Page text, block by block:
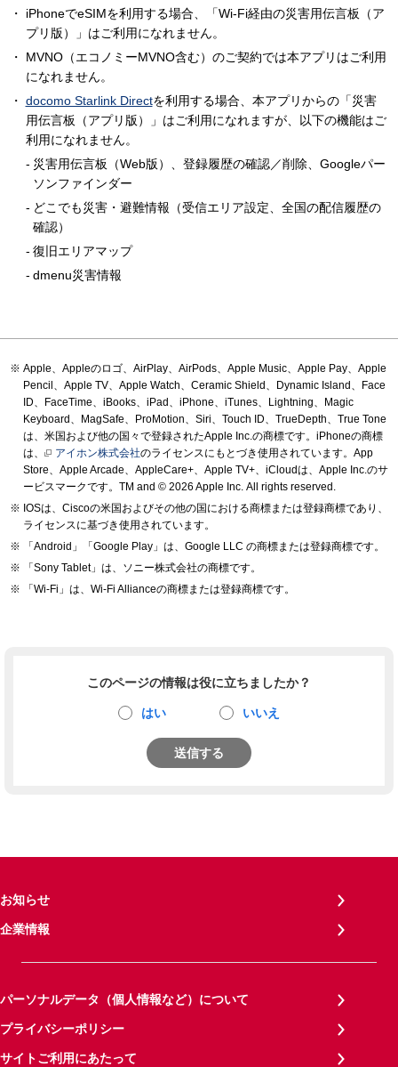
iPhoneでeSIMを利用する場合、「Wi-Fi経由の災害用伝言板（ア
プリ版）」はご利用になれません。
MVNO（エコノミーMVNO含む）のご契約では本アプリはご利用
になれません。
docomo Starlink Directを利用する場合、本アプリからの「災害
用伝言板（アプリ版）」はご利用になれますが、以下の機能はご
利用になれません。
災害用伝言板（Web版）、登録履歴の確認／削除、Googleパー
ソンファインダー
どこでも災害・避難情報（受信エリア設定、全国の配信履歴の
確認）
復旧エリアマップ
dmenu災害情報
Apple、Appleのロゴ、AirPlay、AirPods、Apple Music、Apple Pay、Apple
Pencil、Apple TV、Apple Watch、Ceramic Shield、Dynamic Island、Face
ID、FaceTime、iBooks、iPad、iPhone、iTunes、Lightning、Magic
Keyboard、MagSafe、ProMotion、Siri、Touch ID、TrueDepth、True Tone
は、米国および他の国々で登録されたApple Inc.の商標です。iPhoneの商標
は、
アイホン株式会社のライセンスにもとづき使用されています。App
Store、Apple Arcade、AppleCare+、Apple TV+、iCloudは、Apple Inc.のサ
ービスマークです。TM and © 2026 Apple Inc. All rights reserved.
IOSは、Ciscoの米国およびその他の国における商標または登録商標であり、
ライセンスに基づき使用されています。
「Android」「Google Play」は、Google LLC の商標または登録商標です。
「Sony Tablet」は、ソニー株式会社の商標です。
「Wi-Fi」は、Wi-Fi Allianceの商標または登録商標です。
このページの情報は役に立ちましたか？
はい いいえ
送信する
お知らせ
企業情報
パーソナルデータ（個人情報など）について
プライバシーポリシー
サイトご利用にあたって